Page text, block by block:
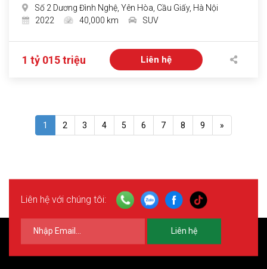
Số 2 Dương Đình Nghệ, Yên Hòa, Cầu Giấy, Hà Nội
2022
40,000 km SUV
1 tỷ 015 triệu Liên hệ
1 2 3 4 5 6 7 8 9 »
Liên hệ với chúng tôi:
Liên hệ